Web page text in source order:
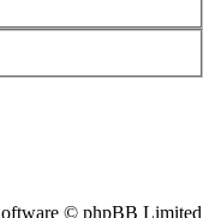
© phpBB Limited